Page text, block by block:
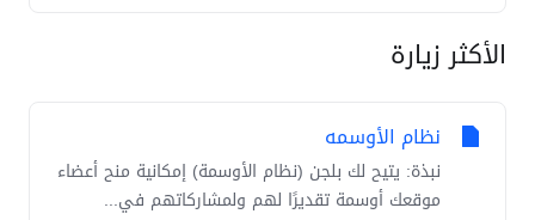
الأكثر زيارة
نظام الأوسمه
نبذة: يتيح لك بلجن (نظام الأوسمة) إمكانية منح أعضاء
موقعك أوسمة تقديرًا لهم ولمشاركاتهم في...